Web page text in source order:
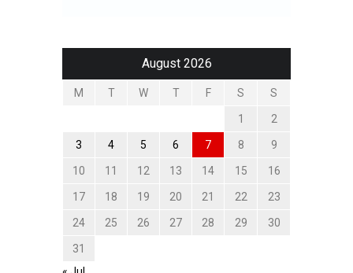
August 2026
M T W T F S S
1 2
3 4 5 6 7 8 9
10 11 12 13 14 15 16
17 18 19 20 21 22 23
24 25 26 27 28 29 30
31